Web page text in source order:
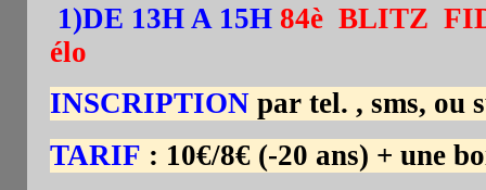
1)DE 13H A 15H 84è BLITZ
élo
INSCRIPTION par tel. , sms, ou
TARIF : 10€/8€ (-20 ans) + une